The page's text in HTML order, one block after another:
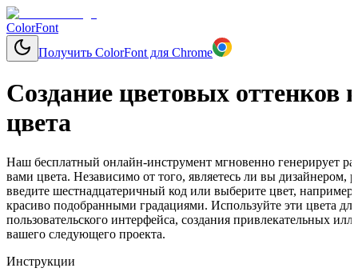
ColorFont
Получить ColorFont для Chrome
Создание цветовых оттенков
цвета
Наш бесплатный онлайн-инструмент мгновенно генерирует
вами цвета. Независимо от того, являетесь ли вы
введите шестнадцатеричный код или выберите цвет,
красиво подобранными градациями. Используйте эти цвета
пользовательского интерфейса, создания привлекательных
вашего следующего проекта.
Инструкции